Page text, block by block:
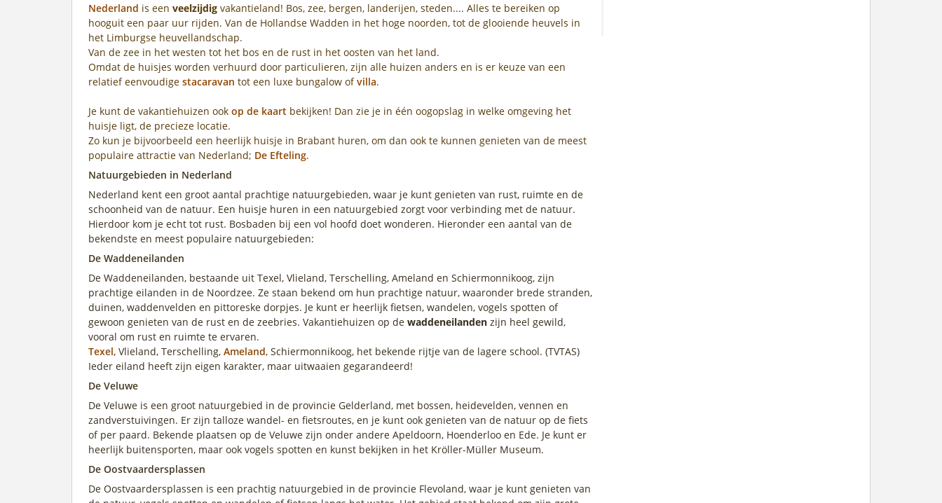
Nederland is een veelzijdig vakantieland! Bos, zee, bergen, landerijen, steden.... Alles te bereiken op
hooguit een paar uur rijden. Van de Hollandse Wadden in het hoge noorden, tot de glooiende heuvels in
het Limburgse heuvellandschap.
Van de zee in het westen tot het bos en de rust in het oosten van het land.
Omdat de huisjes worden verhuurd door particulieren, zijn alle huizen anders en is er keuze van een
relatief eenvoudige stacaravan tot een luxe bungalow ofvilla.
Je kunt de vakantiehuizen ook op de kaart bekijken! Dan zie je in één oogopslag in welke omgeving het
huisje ligt, de precieze locatie.
Zo kun je bijvoorbeeld een heerlijk huisje in Brabant huren, om dan ook te kunnen genieten van de meest
populaire attractie van Nederland; De Efteling.
Natuurgebieden in Nederland
Nederland kent een groot aantal prachtige natuurgebieden, waar je kunt genieten van rust, ruimte en de
schoonheid van de natuur. Een huisje huren in een natuurgebied zorgt voor verbinding met de natuur.
Hierdoor kom je echt tot rust. Bosbaden bij een vol hoofd doet wonderen. Hieronder een aantal van de
bekendste en meest populaire natuurgebieden:
De Waddeneilanden
De Waddeneilanden, bestaande uit Texel, Vlieland, Terschelling, Ameland en Schiermonnikoog, zijn
prachtige eilanden in de Noordzee. Ze staan bekend om hun prachtige natuur, waaronder brede stranden,
duinen, waddenvelden en pittoreske dorpjes. Je kunt er heerlijk fietsen, wandelen, vogels spotten of
gewoon genieten van de rust en de zeebries. Vakantiehuizen op de waddeneilanden zijn heel gewild,
vooral om rust en ruimte te ervaren.
Texel, Vlieland, Terschelling, Ameland, Schiermonnikoog, het bekende rijtje van de lagere school. (TVTAS)
Ieder eiland heeft zijn eigen karakter, maar uitwaaien gegarandeerd!
De Veluwe
De Veluwe is een groot natuurgebied in de provincie Gelderland, met bossen, heidevelden, vennen en
zandverstuivingen. Er zijn talloze wandel- en fietsroutes, en je kunt ook genieten van de natuur op de fiets
of per paard. Bekende plaatsen op de Veluwe zijn onder andere Apeldoorn, Hoenderloo en Ede. Je kunt er
heerlijk buitensporten, maar ook vogels spotten en kunst bekijken in het Kröller-Müller Museum.
De Oostvaardersplassen
De Oostvaardersplassen is een prachtig natuurgebied in de provincie Flevoland, waar je kunt genieten van